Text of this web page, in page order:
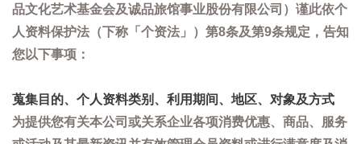
品文化艺术基金会及诚品旅馆事业股份有限公司）谨此依个
人资料保护法（下称「个资法」）第8条及第9条规定，告知
您以下事项：
蒐集目的、个人资料类别、利用期间、地区、对象及方式
为提供您有关本公司或关系企业各项消费优惠、商品、服务